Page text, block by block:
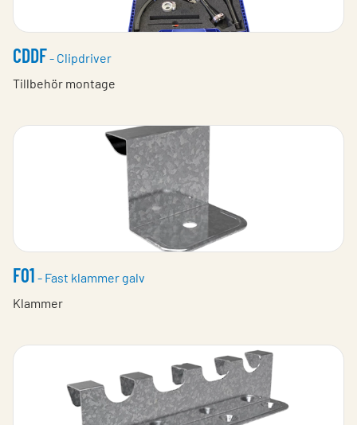
CDDF- Clipdriver
Tillbehör montage
F01 - Fast klammer galv
Klammer